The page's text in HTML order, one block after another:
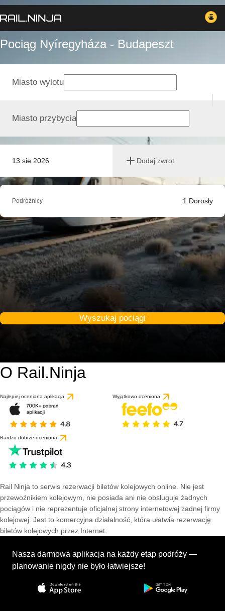
Pociąg Nyíregyháza - Budapeszt
13 sie 2026 Dodaj zwrot
Miasto wylotu
Miasto przybycia
Podróżnicy 1 Dorosły
Wyszukaj pociągi
O Rail.Ninja
Najlepiej oceniana aplikacja Wyjątkowo oceniona
Bardzo dobrze oceniona
Rail Ninja to serwis rezerwacji biletów kolejowych online. Nie jest
przewoźnikiem kolejowym, nie posiada ani nie obsługuje żadnych
pociągów i nie reprezentuje oficjalnej strony internetowej żadnej firmy
kolejowej. Jest to komercyjna działalność, która ułatwia rezerwację
biletów kolejowych przez Internet.
Nasza darmowa aplikacja na każdy etap podróży —
planowanie nigdy nie było łatwiejsze!